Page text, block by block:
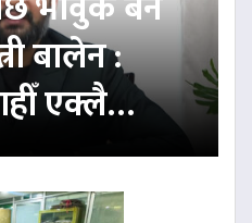
बालेन :
एक्लै…